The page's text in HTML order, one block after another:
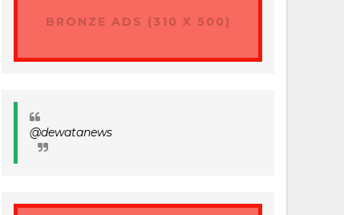
BRONZE ADS (310 X 500)
@dewatanews